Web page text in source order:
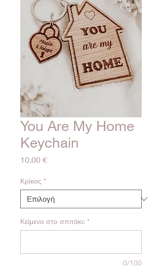
You Are My Home
Keychain
10,00 €Τιμή
Κρίκος *
Κείμενο στο σπιτάκι: *
0/100